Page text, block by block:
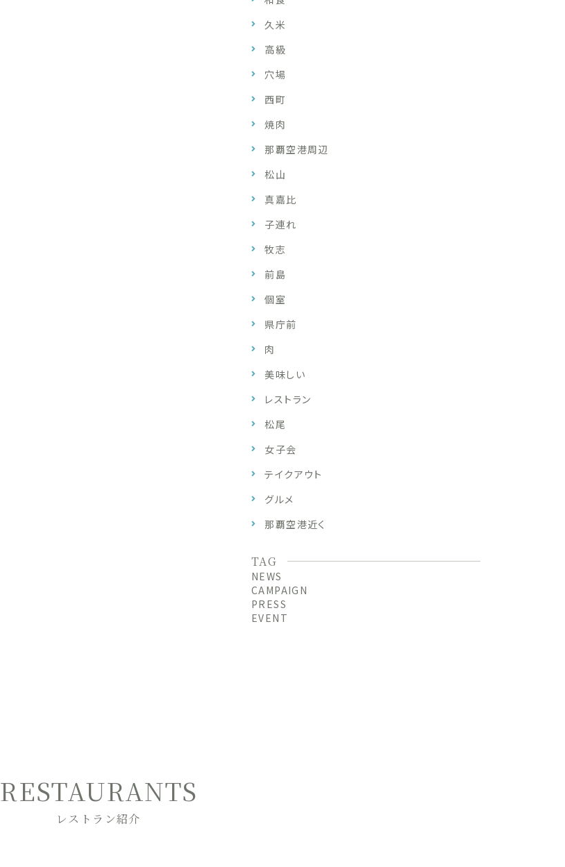
久米
高級
穴場
西町
焼肉
那覇空港周辺
松山
真嘉比
子連れ
牧志
前島
個室
県庁前
肉
美味しい
レストラン
松尾
女子会
テイクアウト
グルメ
那覇空港近く
TAG
NEWS
CAMPAIGN
PRESS
EVENT
RESTAURANTS
レストラン紹介